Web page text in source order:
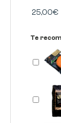
25,00€
Te
Ibérica
Picos
Rusticos
Gourmet
"OBANDO"